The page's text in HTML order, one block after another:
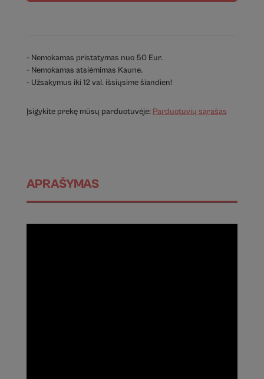
- Nemokamas pristatymas nuo 50 Eur.
- Nemokamas atsiėmimas Kaune.
- Užsakymus iki 12 val. išsiųsime šiandien!
Įsigykite prekę mūsų parduotuvėje: Parduotuvių sąrašas
APRAŠYMAS